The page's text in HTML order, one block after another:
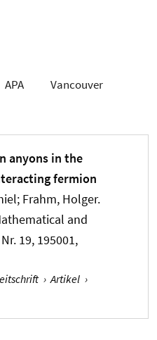
APA Vancouver
anyons in the
fermion
; Frahm, Holger.
and
19, 195001,
› Artikel ›